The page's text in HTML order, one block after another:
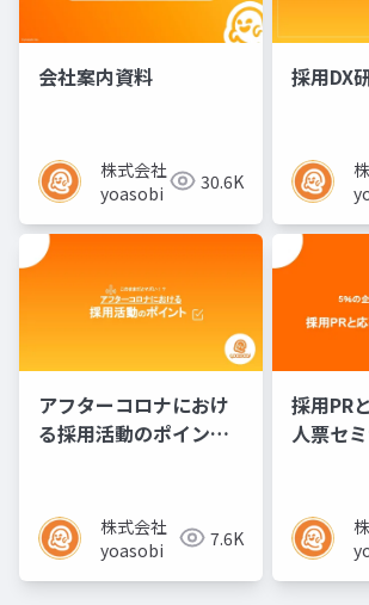
会社案内資料
株式会社
yoasobi
30.6K
採用DX
アフターコロナにおけ
る採用活動のポイント
株式会社
yoasobi
7.6K
採用PR
人票セ